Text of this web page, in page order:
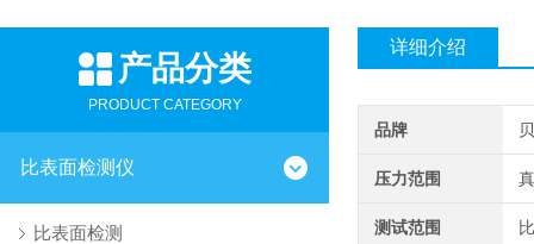
产品分类
PRODUCT CATEGORY
比表面检测仪
比表面检测
详细介绍
品牌
压力范围
测试范围